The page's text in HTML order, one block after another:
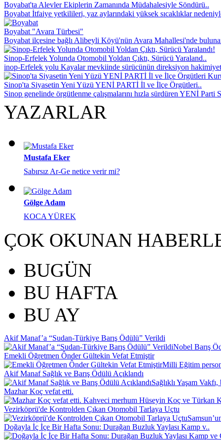
Boyabat'ta Alevler Ekiplerin Zamanında Müdahalesiyle Söndürü..
Boyabat İtfaiye yetkilileri, yaz aylarındaki yüksek sıcaklıklar
Boyabat "Avara Türbesi"
Boyabat ilçesine bağlı Alibeyli Köyü'nün Avara Mahallesi'nde
Sinop-Erfelek Yolunda Otomobil Yoldan Çıktı, Sürücü Yaraland..
inop-Erfelek yolu Kayalar mevkiinde sürücünün direksiyon
Sinop'ta Siyasetin Yeni Yüzü YENİ PARTİ İl ve İlçe Örgütleri..
Sinop genelinde örgütlenme çalışmalarını hızla sürdüren YENİ Parti
YAZARLAR
Mustafa Eker
Sabırsız Ar-Ge netice verir mi?
Gölge Adam
KOCA YÜREK
ÇOK OKUNAN
BUGÜN
BU HAFTA
BU AY
Akif Manaf’a “Sudan-Türkiye Barış Ödülü” Verildi
Nobel Barış
Emekli Öğretmen Ônder Gültekin Vefat Etmiştir
Milli Eğitim
Akif Manaf Sağlık ve Barış Ödülü Açıklandı
Sağlıklı Yaşam
Mazhar Koç vefat etti.
Kahveci merhum Hüseyin Koç ve Türkan
Vezirköprü'de Kontrolden Çıkan Otomobil Tarlaya Uçtu
Doğayla İç İçe Bir Hafta Sonu: Durağan Buzluk Yaylası Kamp v..